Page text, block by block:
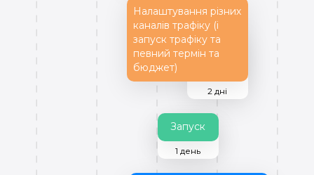
2 дні
1 день
Налаштування різних
каналів трафіку (і
запуск трафіку та
певний термін та
бюджет)
Запуск